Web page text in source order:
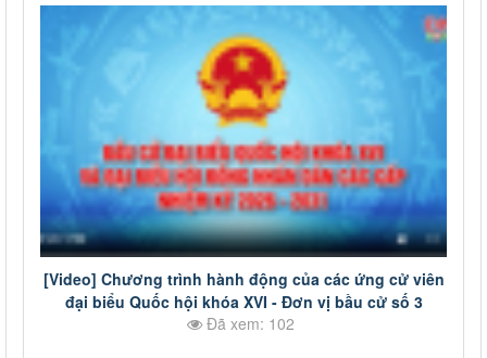
[Video] Chương trình hành động của các ứng cử viên
đại biểu Quốc hội khóa XVI - Đơn vị bầu cử số 3
Đã xem: 102